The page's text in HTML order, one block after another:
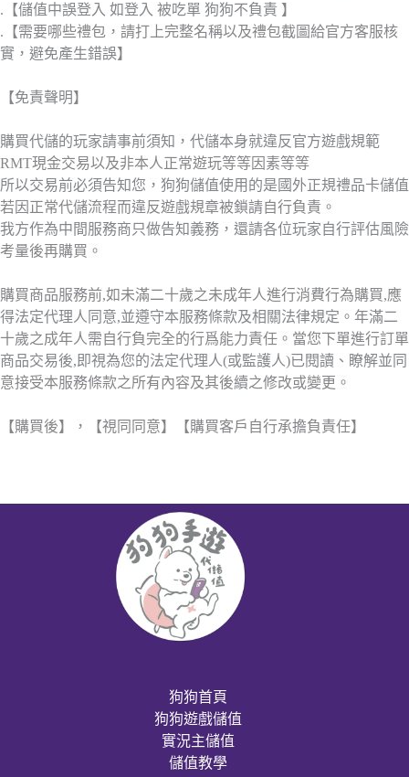
.【儲值中誤登入 如登入 被吃單 狗狗不負責 】
.【需要哪些禮包，請打上完整名稱以及禮包截圖給官方客服核
實，避免產生錯誤】
【免責聲明】
購買代儲的玩家請事前須知，代儲本身就違反官方遊戲規範
RMT現金交易以及非本人正常遊玩等等因素等等
所以交易前必須告知您，狗狗儲值使用的是國外正規禮品卡儲值
若因正常代儲流程而違反遊戲規章被鎖請自行負責。
我方作為中間服務商只做告知義務，還請各位玩家自行評估風險
考量後再購買。
購買商品服務前,如未滿二十歲之未成年人進行消費行為購買,應
得法定代理人同意,並遵守本服務條款及相關法律規定。年滿二
十歲之成年人需自行負完全的行爲能力責任。當您下單進行訂單
商品交易後,即視為您的法定代理人(或監護人)已閱讀、瞭解並同
意接受本服務條款之所有內容及其後續之修改或變更。
【購買後】，【視同同意】【購買客戶自行承擔負責任】
狗狗首頁
狗狗遊戲儲值
實況主儲值
儲值教學